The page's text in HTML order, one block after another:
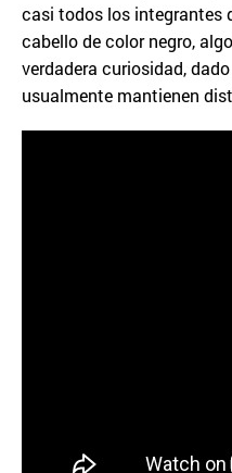
casi todos los integrantes
cabello de color negro,
verdadera curiosidad,
usualmente mantienen